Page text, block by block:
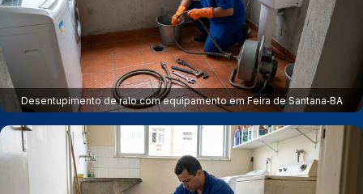
Desentupimento de ralo com equipamento em Feira de Santana‑BA